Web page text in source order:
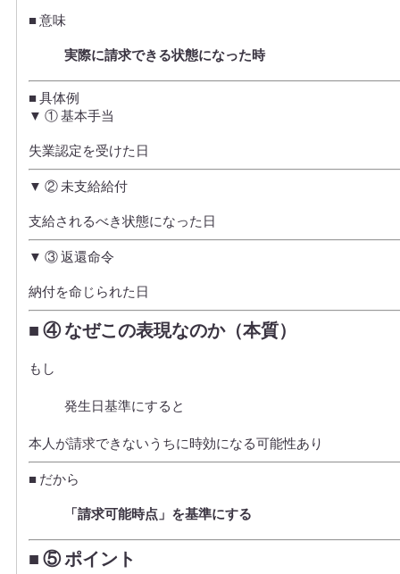
■ 意味
実際に請求できる状態になった時
■ 具体例
▼ ① 基本手当
失業認定を受けた日
▼ ② 未支給給付
支給されるべき状態になった日
▼ ③ 返還命令
納付を命じられた日
■ ④ なぜこの表現なのか（本質）
もし
発生日基準にすると
本人が請求できないうちに時効になる可能性あり
■ だから
「請求可能時点」を基準にする
■ ⑤ ポイント